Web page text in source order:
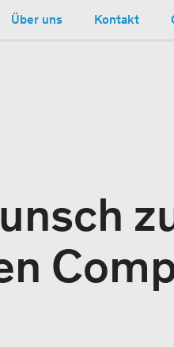
Über uns Kontakt